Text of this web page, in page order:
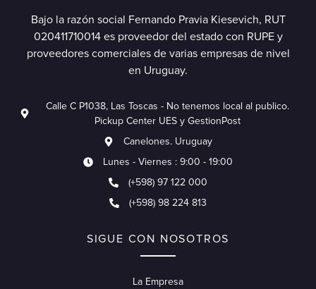
Bajo la razón social Fernando Pravia Kiesevich, RUT
020411710014 es proveedor del estado con RUPE y
proveedores comerciales de varias empresas de nivel
en Uruguay.
Calle C P1038, Las Toscas - No tenemos local al publico.
Pickup Center UES y GestionPost
Canelones. Uruguay
Lunes - Viernes : 9:00 - 19:00
(+598) 97 122 000
(+598) 98 224 813
SIGUE CON NOSOTROS
La Empresa